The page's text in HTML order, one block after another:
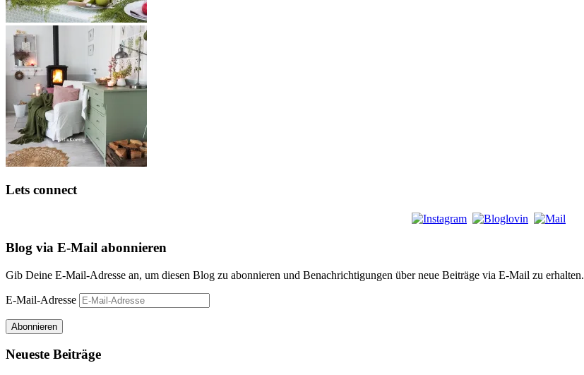
Lets connect
Blog via E-Mail abonnieren
Gib Deine E-Mail-Adresse an, um diesen Blog zu abonnieren und Benachrichtigungen über neue Beiträge via E-Mail zu erhalten.
E-Mail-Adresse
Abonnieren
Neueste Beiträge